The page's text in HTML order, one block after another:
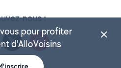
nous :
pour profiter
d'AlloVoisins